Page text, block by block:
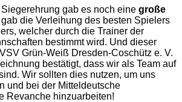
gab es noch eine große
gab die Verleihung des besten Spielers
welcher durch die Trainer der
bestimmt wird. Und dieser
Grün-Weiß Dresden-Coschütz e. V.
bestätigt, dass wir als Team auf
Wir sollten dies nutzen, um uns
und bei der Mitteldeutsche
Revanche hinzuarbeiten!